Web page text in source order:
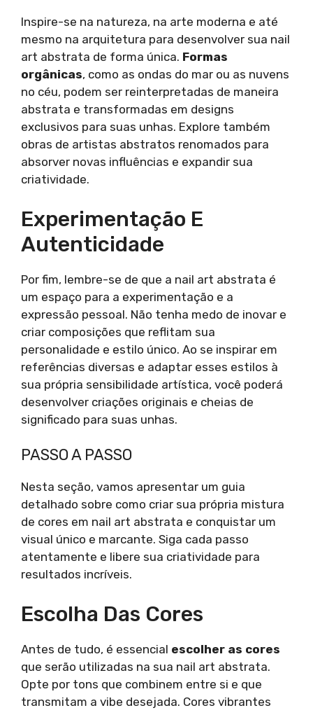
Inspire-se na natureza, na arte moderna e até
mesmo na arquitetura para desenvolver sua nail
art abstrata de forma única. Formas
orgânicas, como as ondas do mar ou as nuvens
no céu, podem ser reinterpretadas de maneira
abstrata e transformadas em designs
exclusivos para suas unhas. Explore também
obras de artistas abstratos renomados para
absorver novas influências e expandir sua
criatividade.
Experimentação E
Autenticidade
Por fim, lembre-se de que a nail art abstrata é
um espaço para a experimentação e a
expressão pessoal. Não tenha medo de inovar e
criar composições que reflitam sua
personalidade e estilo único. Ao se inspirar em
referências diversas e adaptar esses estilos à
sua própria sensibilidade artística, você poderá
desenvolver criações originais e cheias de
significado para suas unhas.
PASSO A PASSO
Nesta seção, vamos apresentar um guia
detalhado sobre como criar sua própria mistura
de cores em nail art abstrata e conquistar um
visual único e marcante. Siga cada passo
atentamente e libere sua criatividade para
resultados incríveis.
Escolha Das Cores
Antes de tudo, é essencial escolher as cores
que serão utilizadas na sua nail art abstrata.
Opte por tons que combinem entre si e que
transmitam a vibe desejada. Cores vibrantes